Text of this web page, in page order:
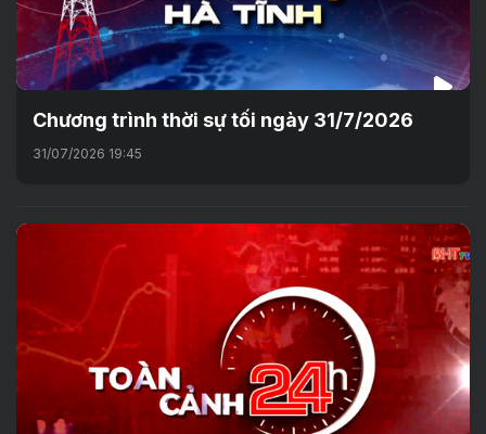
Chương trình thời sự tối ngày 31/7/2026
31/07/2026 19:45